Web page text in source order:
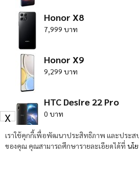
Honor X8
7,999 บาท
Honor X9
9,299 บาท
HTC Desire 22 Pro
0 บาท
Huawei Nova 10 Pro
เราใช้คุกกี้เพื่อพัฒนาประสิทธิภาพ และประส
ของคุณ คุณสามารถศึกษารายละเอียดได้ที่ นโ
X